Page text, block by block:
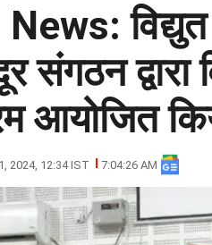
संगठन द्वारा
आयोजित
2024, 12:34 IST 7:04:26 AM